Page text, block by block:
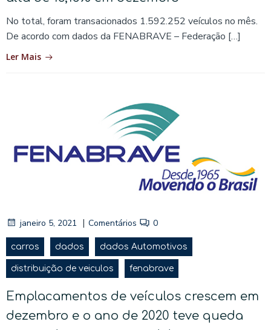
No total, foram transacionados 1.592.252 veículos no mês.
De acordo com dados da FENABRAVE – Federação […]
Ler Mais
janeiro 5, 2021 | Comentários 0
carros dados dados Automotivos
distribuição de veiculos fenabrave
Emplacamentos de veículos crescem em
dezembro e o ano de 2020 teve queda